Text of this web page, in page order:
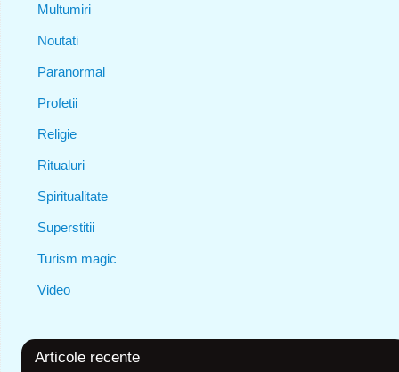
Multumiri
Noutati
Paranormal
Profetii
Religie
Ritualuri
Spiritualitate
Superstitii
Turism magic
Video
Articole recente